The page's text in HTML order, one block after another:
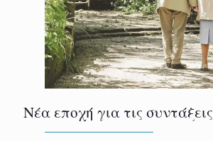
Νέα εποχή για τις συντάξεις